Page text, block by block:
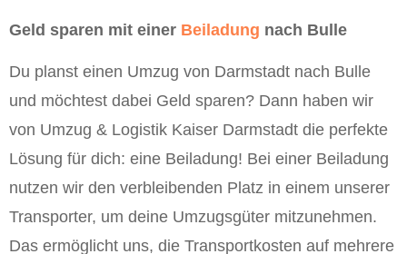
Geld sparen mit einer Beiladung nach Bulle
Du planst einen Umzug von Darmstadt nach Bulle
und möchtest dabei Geld sparen? Dann haben wir
von Umzug & Logistik Kaiser Darmstadt die perfekte
Lösung für dich: eine Beiladung! Bei einer Beiladung
nutzen wir den verbleibenden Platz in einem unserer
Transporter, um deine Umzugsgüter mitzunehmen.
Das ermöglicht uns, die Transportkosten auf mehrere